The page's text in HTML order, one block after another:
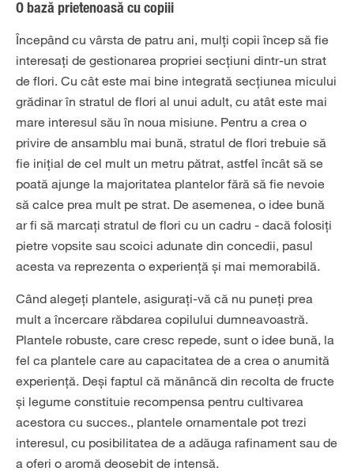
O bază prietenoasă cu copiii
Începând cu vârsta de patru ani, mulți copii încep să fie
interesați de gestionarea propriei secțiuni dintr-un strat
de flori. Cu cât este mai bine integrată secțiunea micului
grădinar în stratul de flori al unui adult, cu atât este mai
mare interesul său în noua misiune. Pentru a crea o
privire de ansamblu mai bună, stratul de flori trebuie să
fie inițial de cel mult un metru pătrat, astfel încât să se
poată ajunge la majoritatea plantelor fără să fie nevoie
să calce prea mult pe strat. De asemenea, o idee bună
ar fi să marcați stratul de flori cu un cadru - dacă folosiți
pietre vopsite sau scoici adunate din concedii, pasul
acesta va reprezenta o experiență și mai memorabilă.
Când alegeți plantele, asigurați-vă că nu puneți prea
mult a încercare răbdarea copilului dumneavoastră.
Plantele robuste, care cresc repede, sunt o idee bună, la
fel ca plantele care au capacitatea de a crea o anumită
experiență. Deși faptul că mănâncă din recolta de fructe
și legume constituie recompensa pentru cultivarea
acestora cu succes., plantele ornamentale pot trezi
interesul, cu posibilitatea de a adăuga rafinament sau de
a oferi o aromă deosebit de intensă.